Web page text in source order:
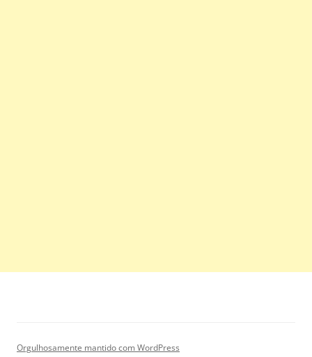
Orgulhosamente mantido com WordPress